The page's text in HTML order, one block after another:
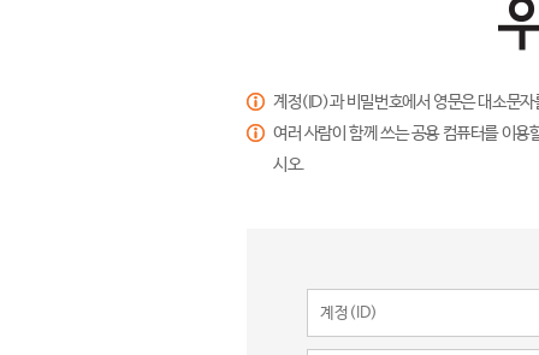
계정(ID)과 비밀번호에서 영문은 대소문
여러 사람이 함께 쓰는 공용 컴퓨터를 이
시오.